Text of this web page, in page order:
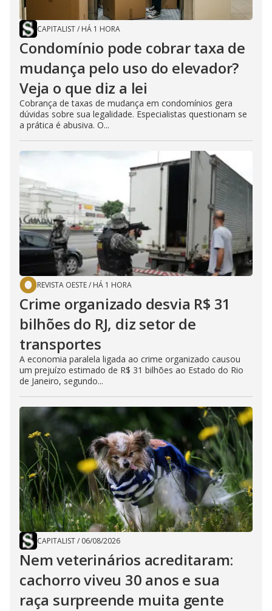
CAPITALIST/ HÁ 1 HORA
Condomínio pode cobrar taxa de
mudança pelo uso do elevador?
Veja o que diz a lei
Cobrança de taxas de mudança em condomínios gera
dúvidas sobre sua legalidade. Especialistas questionam se
a prática é abusiva. O...
REVISTA OESTE/ HÁ 1 HORA
Crime organizado desvia R$ 31
bilhões do RJ, diz setor de
transportes
A economia paralela ligada ao crime organizado causou
um prejuízo estimado de R$ 31 bilhões ao Estado do Rio
de Janeiro, segundo...
CAPITALIST/ 06/08/2026
Nem veterinários acreditaram:
cachorro viveu 30 anos e sua
raça surpreende muita gente